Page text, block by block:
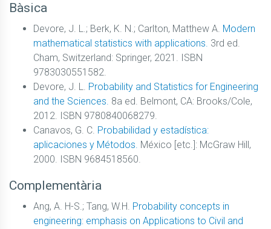
Bàsica
Devore, J. L.; Berk, K. N.; Carlton, Matthew A. Modern
mathematical statistics with applications. 3rd ed.
Cham, Switzerland: Springer, 2021. ISBN
9783030551582.
Devore, J. L. Probability and Statistics for Engineering
and the Sciences. 8a ed. Belmont, CA: Brooks/Cole,
2012. ISBN 9780840068279.
Canavos, G. C. Probabilidad y estadística:
aplicaciones y Métodos. México [etc.]: McGraw Hill,
2000. ISBN 9684518560.
Complementària
Ang, A. H-S.; Tang, W.H. Probability concepts in
engineering: emphasis on Applications to Civil and